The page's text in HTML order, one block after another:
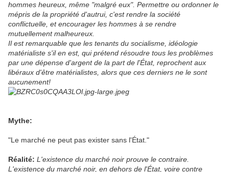
hommes heureux, même "malgré eux". Permettre ou ordonner le
mépris de la propriété d'autrui, c'est rendre la société
conflictuelle, et encourager les hommes à se rendre
mutuellement malheureux.
Il est remarquable que les tenants du socialisme, idéologie
matérialiste s'il en est, qui prétend résoudre tous les problèmes
par une dépense d'argent de la part de l'État, reprochent aux
libéraux d'être matérialistes, alors que ces derniers ne le sont
aucunement!
Mythe:
"Le marché ne peut pas exister sans l'État."
Réalité: L'existence du marché noir prouve le contraire.
L'existence du marché noir, en dehors de l'État, voire contre